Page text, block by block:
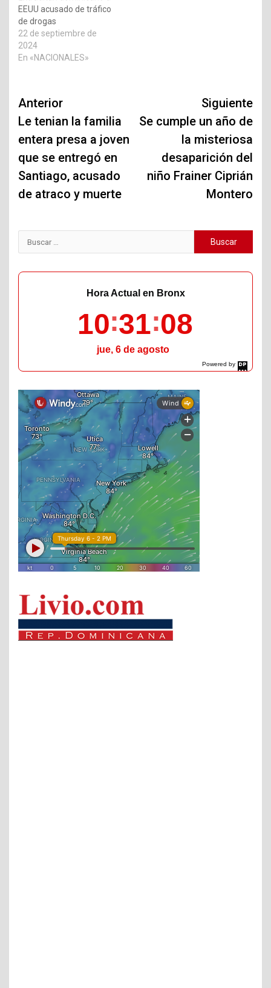
EEUU acusado de tráfico
de drogas
22 de septiembre de
2024
En «NACIONALES»
Navegación
de
entradas
Anterior
Le tenian la familia
entera presa a joven
que se entregó en
Santiago, acusado
de atraco y muerte
Siguiente
Se cumple un año de
la misteriosa
desaparición del
niño Frainer Ciprián
Montero
Buscar:
Powered by
DaysPedia.com
Hora Actual en Bronx
10 31 09
jue, 6 de agosto